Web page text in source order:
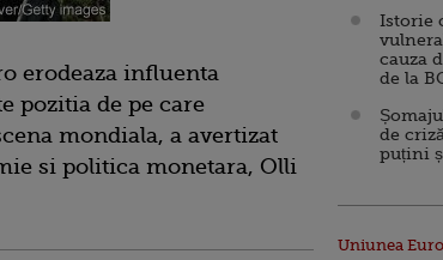
erodeaza influenta
pozitia de pe care
mondiala, a avertizat
si politica monetara, Olli
Istorie
cauza
de la
de
puțini
Uniunea